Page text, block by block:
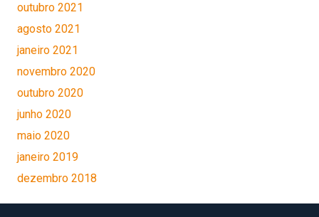
outubro 2021
agosto 2021
janeiro 2021
novembro 2020
outubro 2020
junho 2020
maio 2020
janeiro 2019
dezembro 2018